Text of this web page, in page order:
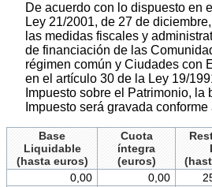
De acuerdo con lo dispuesto en
Ley 21/2001, de 27 de
las medidas fiscales y
de financiación de las
régimen común y Ciudades con
en el artículo 30 de la Ley 19/
Impuesto sobre el Patrimonio, la
Impuesto será gravada
Base
Liquidable
(hasta euros)
Cuota
íntegra
(euros)
0,00
0,00